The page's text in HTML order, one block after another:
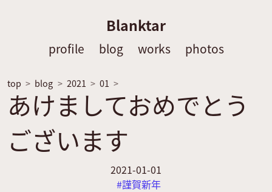
Blanktar
profile blog works photos
top blog 2021 01
あけましておめでとう
ございます
2021-01-01
謹賀新年